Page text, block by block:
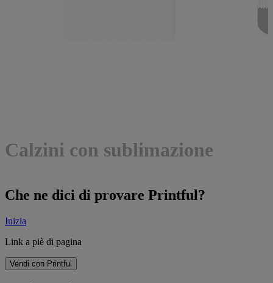
Calzini con sublimazione
Che ne dici di provare Printful?
Inizia
Link a piè di pagina
Vendi con Printful